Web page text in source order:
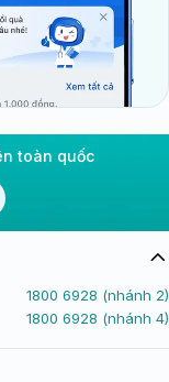
toàn quốc
1800 6928 (nhánh 2)
1800 6928 (nhánh 4)